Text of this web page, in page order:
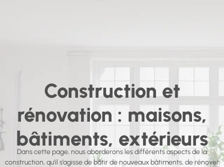
Construction et
rénovation : maisons,
bâtiments, extérieurs
Dans cette page, nous aborderons les différents aspects de la
construction, qu’il s’agisse de bâtir de nouveaux bâtiments, de rénover